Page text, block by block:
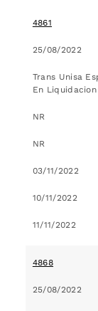
4861
25/08/2022
Trans Unisa
En Liquidacion
NR
NR
03/11/2022
10/11/2022
11/11/2022
4868
25/08/2022